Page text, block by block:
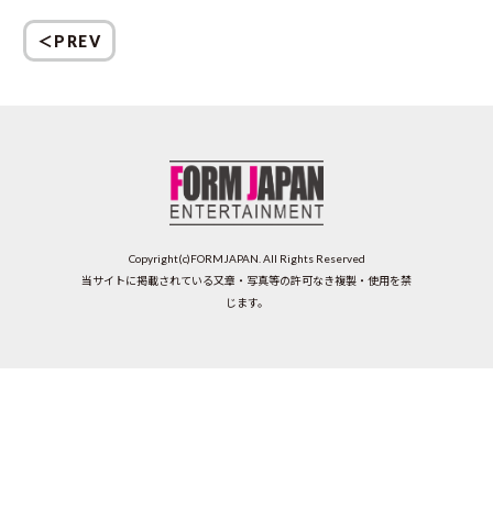
＜PREV
Copyright(c)FORMJAPAN. All Rights Reserved
当サイトに掲載されている又章・写真等の許可なき複製・使用を禁
じます。